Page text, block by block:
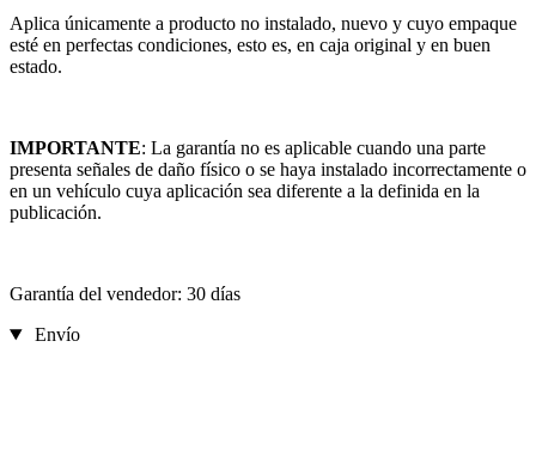
Aplica únicamente a producto no instalado, nuevo y cuyo empaque
esté en perfectas condiciones, esto es, en caja original y en buen
estado.
IMPORTANTE: La garantía no es aplicable cuando una parte
presenta señales de daño físico o se haya instalado incorrectamente o
en un vehículo cuya aplicación sea diferente a la definida en la
publicación.
Garantía del vendedor: 30 días
Envío